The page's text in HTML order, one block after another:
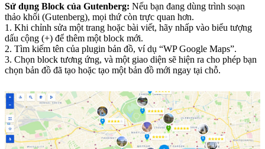
Sử dụng Block của Gutenberg: Nếu bạn đang dùng trình soạn
thảo khối (Gutenberg), mọi thứ còn trực quan hơn.
1. Khi chỉnh sửa một trang hoặc bài viết, hãy nhấp vào biểu tượng
dấu cộng (+) để thêm một block mới.
2. Tìm kiếm tên của plugin bản đồ, ví dụ “WP Google Maps”.
3. Chọn block tương ứng, và một giao diện sẽ hiện ra cho phép bạn
chọn bản đồ đã tạo hoặc tạo một bản đồ mới ngay tại chỗ.